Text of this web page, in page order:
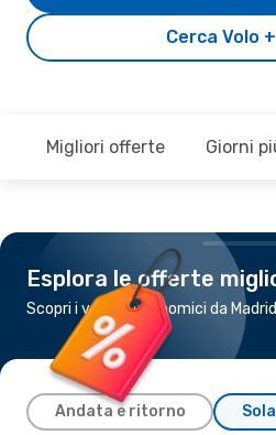
Cerca Volo
Migliori offerte Giorni
Esplora le offerte
Scopri i voli più economici da
Andata e ritorno